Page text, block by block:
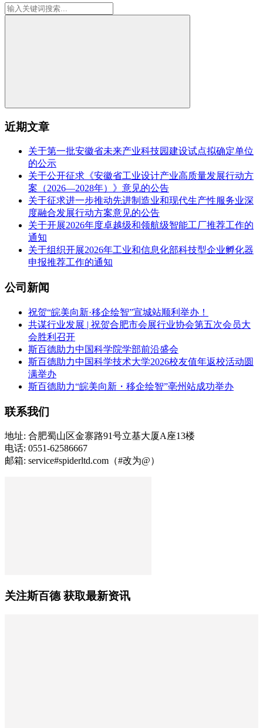
近期文章
关于第一批安徽省未来产业科技园建设试点拟确定单位
的公示
关于公开征求《安徽省工业设计产业高质量发展行动方
案（2026—2028年）》意见的公告
关于征求进一步推动先进制造业和现代生产性服务业深
度融合发展行动方案意见的公告
关于开展2026年度卓越级和领航级智能工厂推荐工作的
通知
关于组织开展2026年工业和信息化部科技型企业孵化器
申报推荐工作的通知
公司新闻
祝贺“皖美向新·移企绘智”宣城站顺利举办！
共谋行业发展 | 祝贺合肥市会展行业协会第五次会员大
会胜利召开
斯百德助力中国科学院学部前沿盛会
斯百德助力中国科学技术大学2026校友值年返校活动圆
满举办
斯百德助力“皖美向新・移企绘智”亳州站成功举办
联系我们
地址: 合肥蜀山区金寨路91号立基大厦A座13楼
电话: 0551-62586667
邮箱: service#spiderltd.com（#改为@）
关注斯百德 获取最新资讯